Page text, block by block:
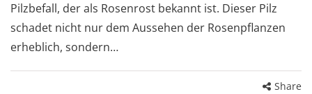
Pilzbefall, der als Rosenrost bekannt ist. Dieser Pilz
schadet nicht nur dem Aussehen der Rosenpflanzen
erheblich, sondern…
Share